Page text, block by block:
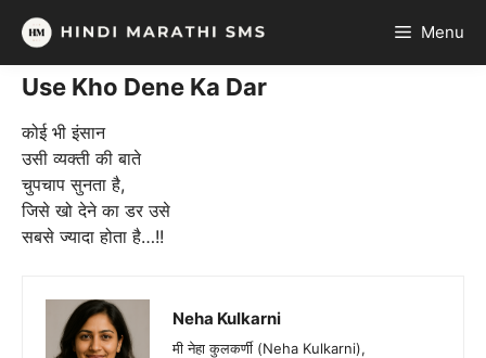
Skip
content
Menu
Use Kho Dene Ka Dar
कोई भी इंसान
उसी व्यक्ती की बाते
चुपचाप सुनता है,
जिसे खो देने का डर उसे
सबसे ज्यादा होता है…!!
Neha Kulkarni
मी नेहा कुलकर्णी (Neha Kulkarni),